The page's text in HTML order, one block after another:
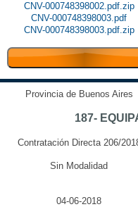
CNV-000748398002.pdf.zip
CNV-000748398003.pdf
CNV-000748398003.pdf.zip
Provincia de Buenos Aires
187-
Contratación Directa 206/
Sin Modalidad
04-06-2018